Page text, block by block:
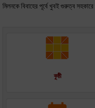
মিলনকে বিবাহের পূর্বে খুবই গুরুত্ব সহকারে
কুষ্ঠী